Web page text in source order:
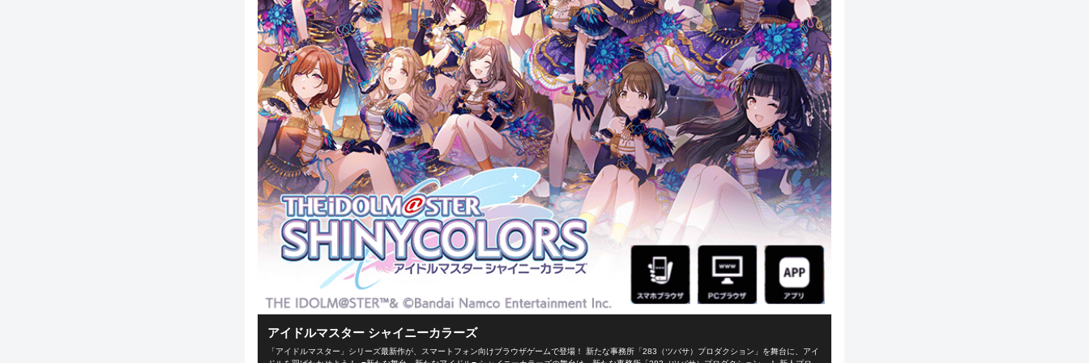
アイドルマスター シャイニーカラーズ
「アイドルマスター」シリーズ最新作が、スマートフォン向けブラウザゲームで登場！ 新たな事務所「283（ツバサ）プロダクション」を舞台に、アイ